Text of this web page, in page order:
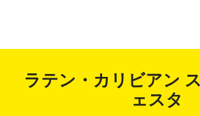
ラテン・カリビアン
ェスタ